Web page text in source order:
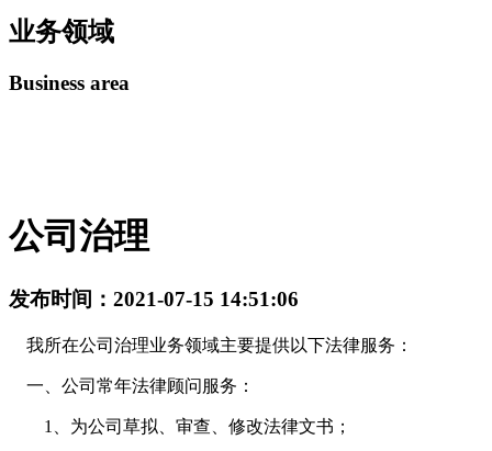
业务领域
Business area
公司治理
发布时间：2021-07-15 14:51:06
我所在公司治理业务领域主要提供以下法律服务：
一、公司常年法律顾问服务：
1、为公司草拟、审查、修改法律文书；